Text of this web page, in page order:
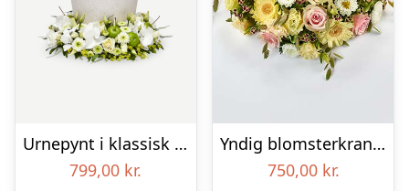
Urnepynt i klassisk stil – creme
799,00 kr.
Yndig blomsterkrans i pastelfarver, floristens valg – Blomster til begravelse
750,00 kr.